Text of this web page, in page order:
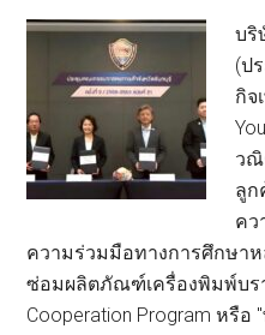
บริ
(ป
กิจ
วณิ
ลูก
คว
ความร่วมมือทางการศึกษา
ซ่อมผลิตภัณฑ์เครื่องพิมพ์บรา
Cooperation Program หรื